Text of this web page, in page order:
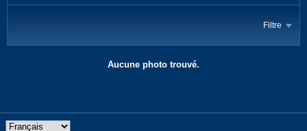
Filtre
Aucune photo trouvé.